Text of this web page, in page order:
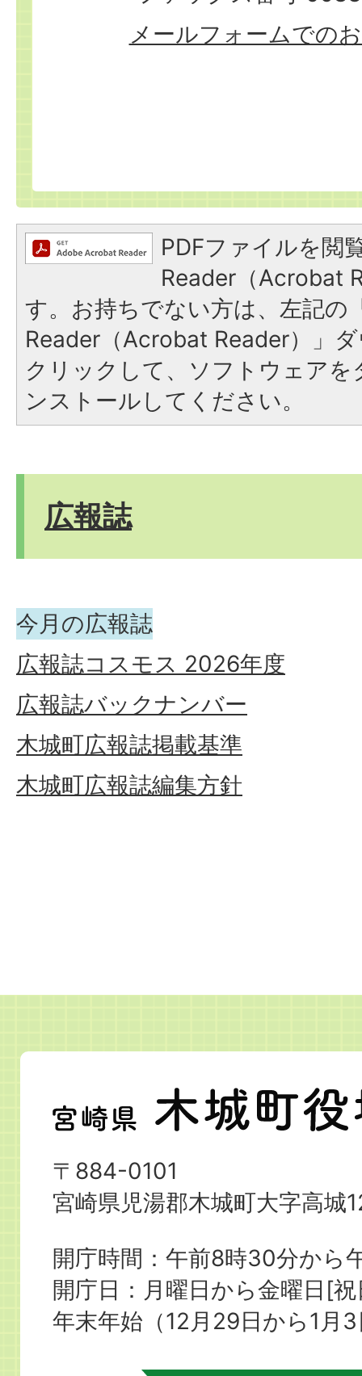
メールフォームでの
PDFファイルを閲
Reader（Acrobat
す。お持ちでない方は、左記の
Reader（Acrobat Reader）」
クリックして、ソフトウェア
ンストールしてください。
広報誌
今月の広報誌
広報誌コスモス 2026年度
広報誌バックナンバー
木城町広報誌掲載基準
木城町広報誌編集方針
宮
崎
県
木
町
役
場
〒884-0101
宮崎県児湯郡木城町大字高城
開庁時間：午前8時30分から
開庁日：月曜日から金曜日[
年末年始（12月29日から1月